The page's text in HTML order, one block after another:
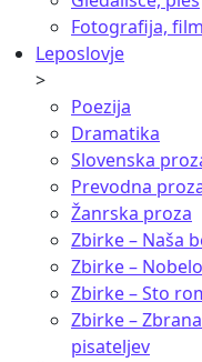
Fotografija,
Leposlovje
>
Poezija
Dramatika
Slovenska
Prevodna
Žanrska proza
Zbirke – Naša
Zbirke –
Zbirke – Sto
Zbirke –
pisateljev